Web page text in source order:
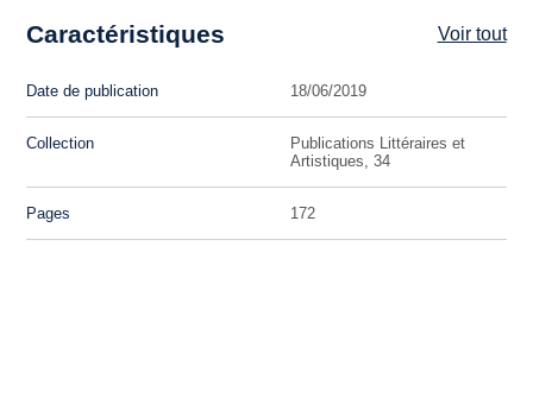
Caractéristiques Voir tout
Date de publication 18/06/2019
Collection
Publications Littéraires et
Artistiques, 34
Pages 172